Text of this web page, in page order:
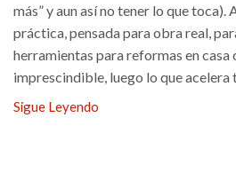
más” y aun así no tener lo que toca).
práctica, pensada para obra real,
herramientas para reformas en
imprescindible, luego lo que acelera
Sigue Leyendo